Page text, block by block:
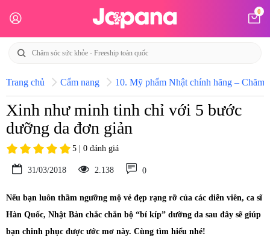
0
Trang chủ Cẩm nang 10. Mỹ phẩm Nhật chính hãng – Chăm
Xinh như minh tinh chỉ với 5 bước
dưỡng da đơn giản
5 | 0 đánh giá
31/03/2018 2.138 0
Nếu bạn luôn thầm ngưỡng mộ vẻ đẹp rạng rỡ của các diễn viên, ca sĩ
Hàn Quốc, Nhật Bản chắc chắn bộ “bí kíp” dưỡng da sau đây sẽ giúp
bạn chinh phục được ước mơ này. Cùng tìm hiểu nhé!